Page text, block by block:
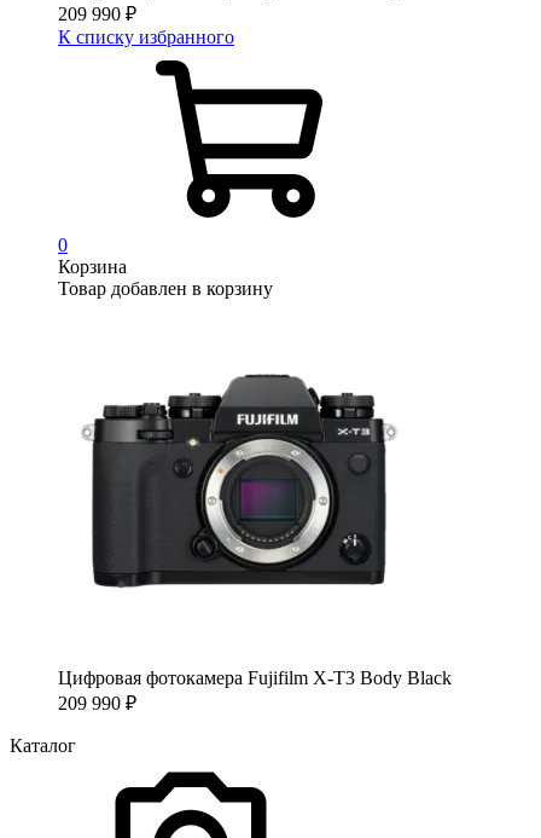
209 990 ₽
К списку избранного
0
Корзина
Товар добавлен в корзину
Цифровая фотокамера Fujifilm X-T3 Body Black
209 990 ₽
Каталог